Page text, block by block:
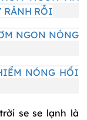
RẢNH RỖI
NGON NÓNG
NÓNG HỔI
se se lạnh là